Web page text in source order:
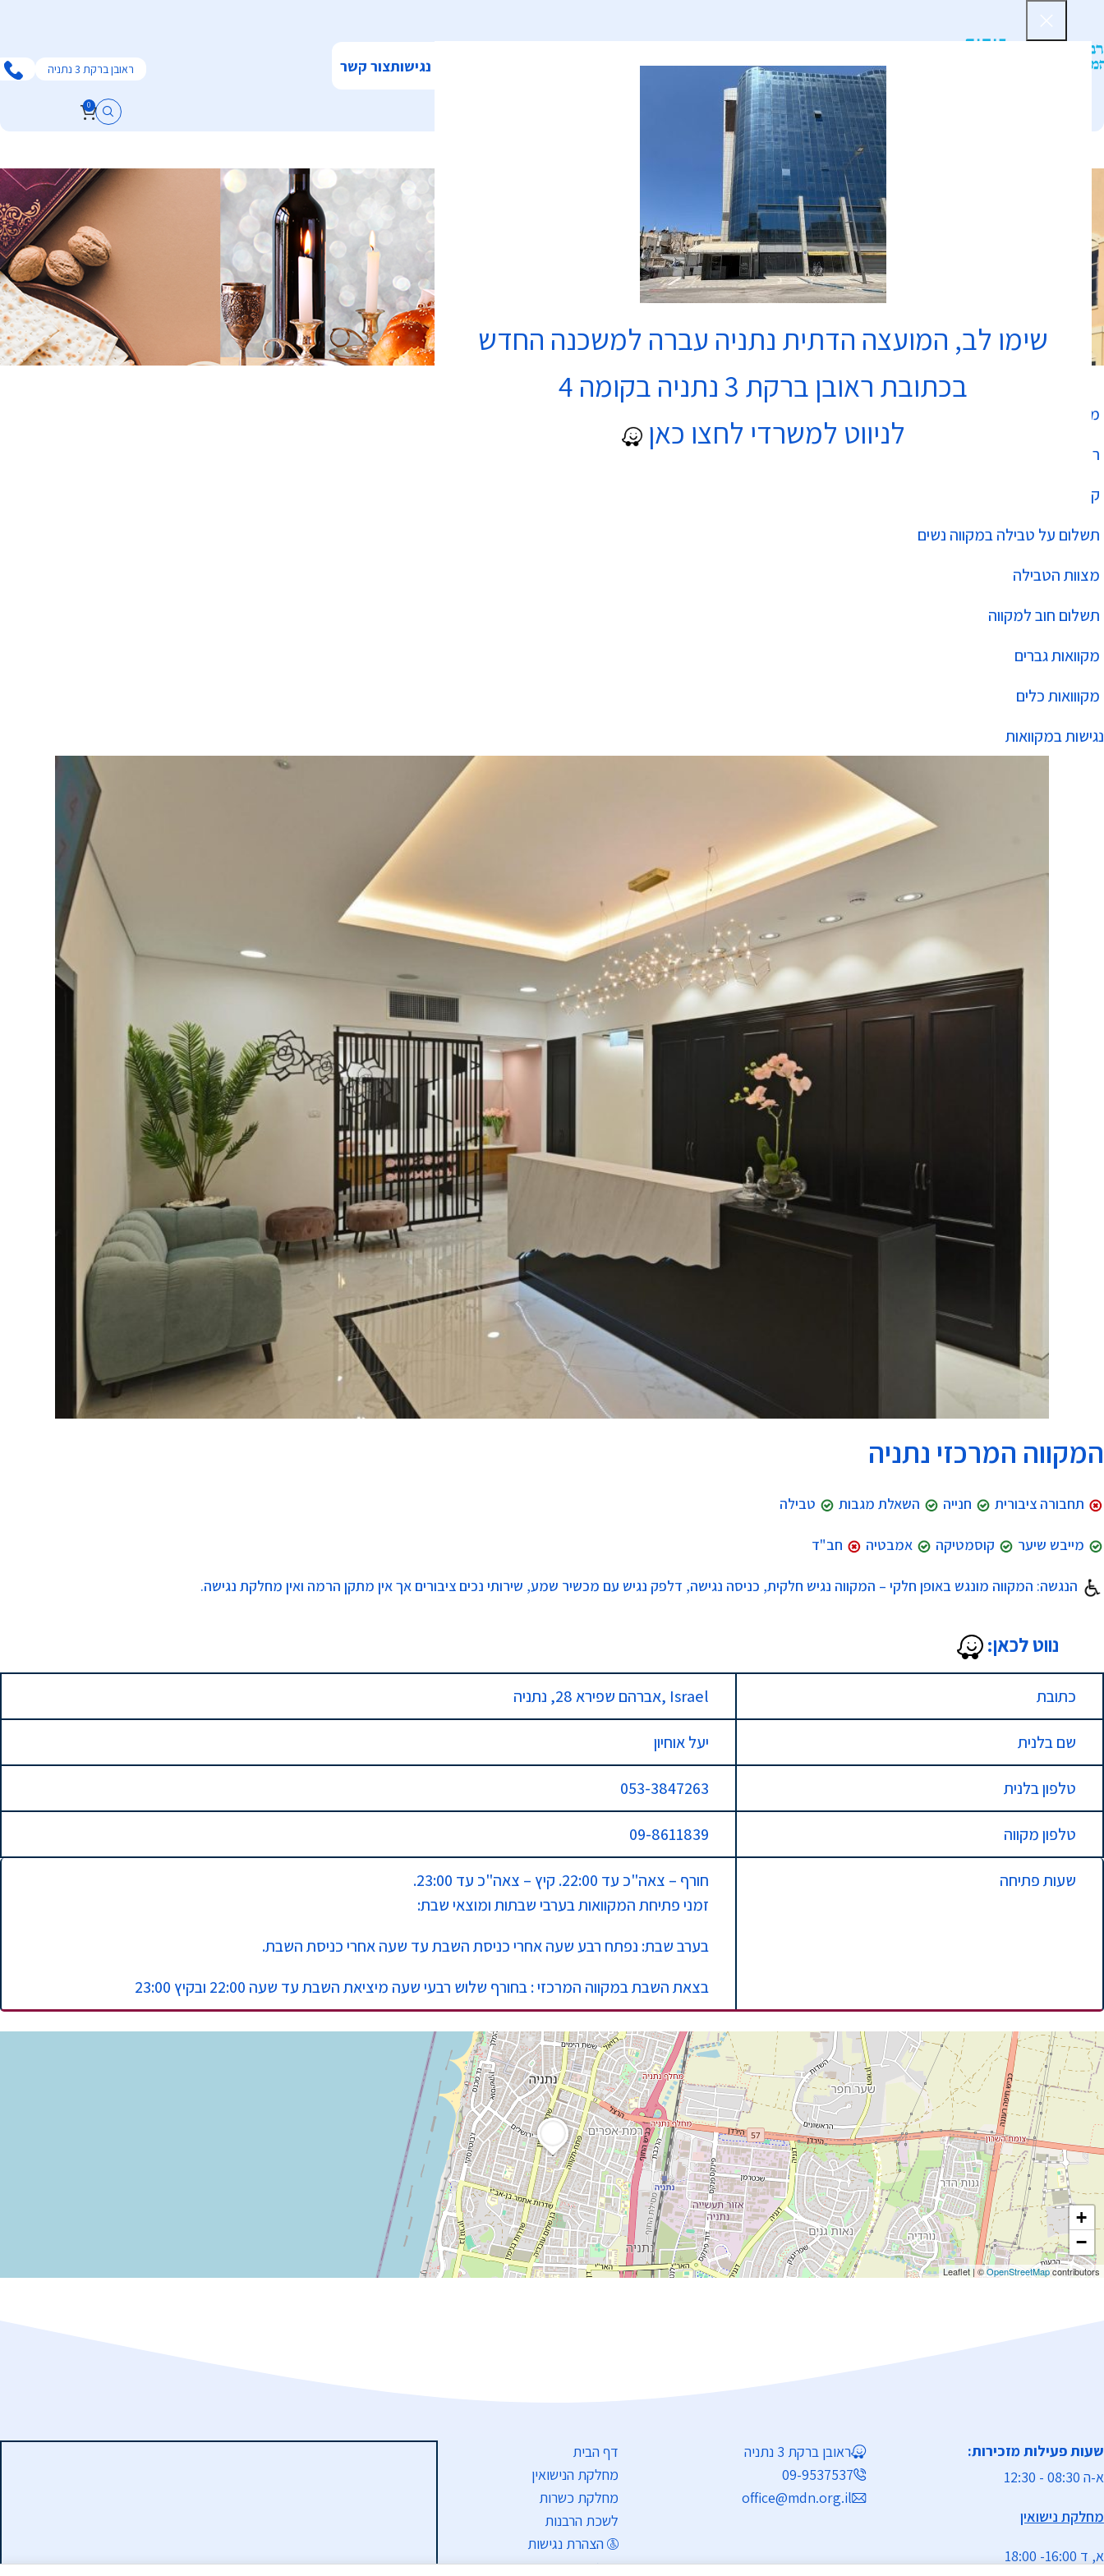
שימו לב, המועצה הדתית נתניה עברה למשכנה החדש
בכתובת ראובן ברקת 3 נתניה בקומה 4
לניווט למשרדי לחצו כאן
דף הביתאודות המועצה הצהרת נגישותצור קשר ראובן ברקת 3 נתניה
0
מקוואות
מחלקת מקוואות
רשימת מקוואות
קביעת תור למקווה
תשלום על טבילה במקווה נשים
מצוות הטבילה
תשלום חוב למקווה
מקוואות גברים
מקווואות כלים
נגישות במקוואות
המקווה המרכזי נתניה
תחבורה ציבורית חנייה השאלת מגבות טבילה
מייבש שיער קוסמטיקה אמבטיה חב"ד
הנגשה: ​המקווה מונגש באופן חלקי – המקווה נגיש חלקית, כניסה נגישה, דלפק נגיש עם מכשיר שמע, שירותי נכים ציבורים אך אין מתקן הרמה ואין מחלקת נגישה.
נווט לכאן:
כתובת אברהם שפירא 28, נתניה, Israel
שם בלנית יעל אוחיון
טלפון בלנית 053-3847263
טלפון מקווה 09-8611839
שעות פתיחה
חורף – צאה"כ עד 22:00. קיץ – צאה"כ עד 23:00.
זמני פתיחת המקוואות בערבי שבתות ומוצאי שבת:
בערב שבת: נפתח רבע שעה אחרי כניסת השבת עד שעה אחרי כניסת השבת.
בצאת השבת במקווה המרכזי : בחורף שלוש רבעי שעה מיציאת השבת עד שעה 22:00 ובקיץ 23:00
+
−
Leaflet |©OpenStreetMapcontributors
דף הבית
מחלקת הנישואין
מחלקת כשרות
לשכת הרבנות
הצהרת נגישות
תקנון האתר
ראובן ברקת 3 נתניה
09-9537537
office@mdn.org.il
שעות פעילות מזכירות:
א-ה 08:30 - 12:30
מחלקת נישואין
א, ד 16:00- 18:00